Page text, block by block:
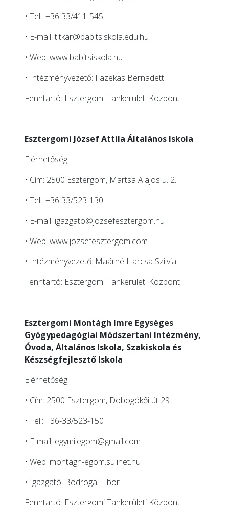
• Tel.: +36 33/411-545
• E-mail: titkar@babitsiskola.edu.hu
• Web: www.babitsiskola.hu
• Intézményvezető: Fazekas Bernadett
Fenntartó: Esztergomi Tankerületi Központ
Esztergomi József Attila Általános Iskola
Elérhetőség:
• Cím: 2500 Esztergom, Martsa Alajos u. 2.
• Tel.: +36 33/523-130
• E-mail: igazgato@jozsefesztergom.hu
• Web: www.jozsefesztergom.com
• Intézményvezető: Maárné Harcsa Szilvia
Fenntartó: Esztergomi Tankerületi Központ
Esztergomi Montágh Imre Egységes
Gyógypedagógiai Módszertani Intézmény,
Óvoda, Általános Iskola, Szakiskola és
Készségfejlesztő Iskola
Elérhetőség:
• Cím: 2500 Esztergom, Dobogókői út 29.
• Tel.: +36-33/523-150
• E-mail: egymi.egom@gmail.com
• Web: montagh-egom.sulinet.hu
• Igazgató: Bodrogai Tibor
Fenntartó: Esztergomi Tankerületi Központ